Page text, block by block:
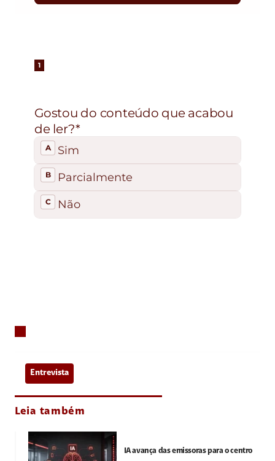
Entrevista
Leia também
IA avança das emissoras para o centro